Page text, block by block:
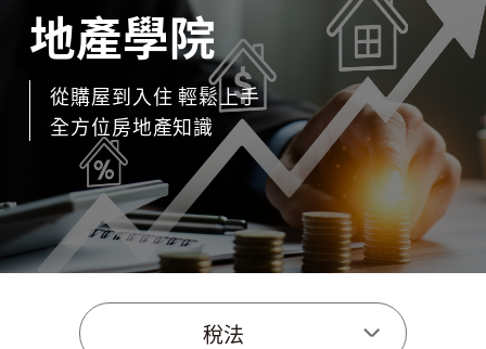
地產學院
從購屋到入住 輕鬆上手
全方位房地產知識
稅法